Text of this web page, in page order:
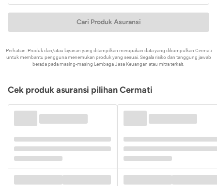
Cari Produk Asuransi
Perhatian: Produk dan/atau layanan yang ditampilkan merupakan data yang dikumpulkan Cermati
untuk membantu pengguna menemukan produk yang sesuai. Segala risiko dan tanggung jawab
berada pada masing-masing Lembaga Jasa Keuangan atau mitra terkait.
Cek produk asuransi pilihan Cermati